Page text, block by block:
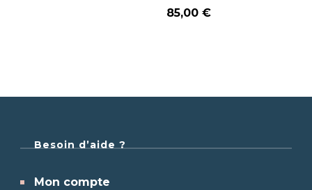
85,00 €
Besoin d’aide ?
Mon compte